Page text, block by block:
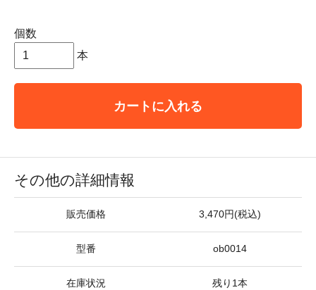
個数
本
カートに入れる
その他の詳細情報
販売価格 3,470円(税込)
型番 ob0014
在庫状況 残り1本